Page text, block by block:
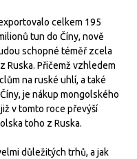
celkem 195
tun do Číny, nově
schopné téměř zcela
Ruska. Přičemž vzhledem
na ruské uhlí, a také
je nákup mongolského
v tomto roce převýší
toho z Ruska.
důležitých trhů, a jak